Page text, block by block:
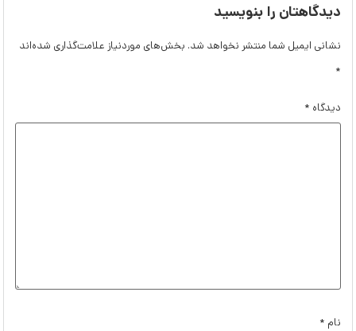
دیدگاهتان را بنویسید
نشانی ایمیل شما منتشر نخواهد شد. بخش‌های موردنیاز علامت‌گذاری شده‌اند
*
دیدگاه *
نام *